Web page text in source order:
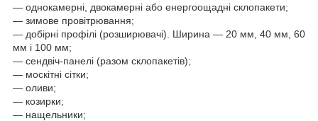
— однокамерні, двокамерні або енергоощадні склопакети;
— зимове провітрювання;
— добірні профілі (розширювачі). Ширина — 20 мм, 40 мм, 60
мм і 100 мм;
— сендвіч-панелі (разом склопакетів);
— москітні сітки;
— оливи;
— козирки;
— нащельники;